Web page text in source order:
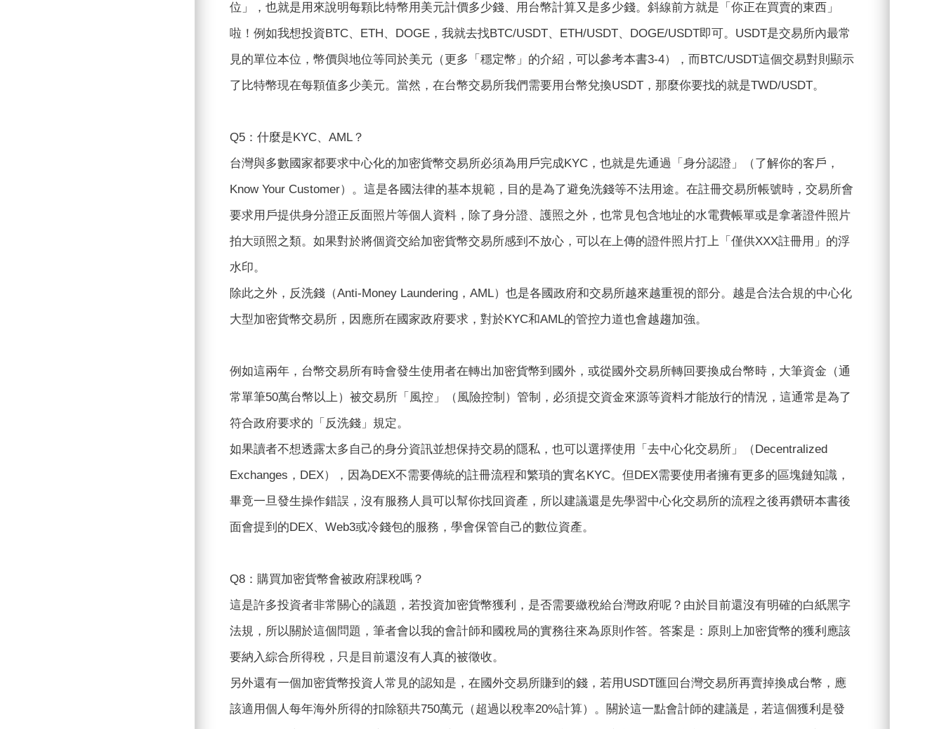
位」，也就是用來說明每顆比特幣用美元計價多少錢、用台幣計算又是多少錢。斜線前方就是「你正在買賣的東西」
啦！例如我想投資BTC、ETH、DOGE，我就去找BTC/USDT、ETH/USDT、DOGE/USDT即可。USDT是交易所內最常
見的單位本位，幣價與地位等同於美元（更多「穩定幣」的介紹，可以參考本書3-4），而BTC/USDT這個交易對則顯示
了比特幣現在每顆值多少美元。當然，在台幣交易所我們需要用台幣兌換USDT，那麼你要找的就是TWD/USDT。
Q5：什麼是KYC、AML？
台灣與多數國家都要求中心化的加密貨幣交易所必須為用戶完成KYC，也就是先通過「身分認證」（了解你的客戶，
Know Your Customer）。這是各國法律的基本規範，目的是為了避免洗錢等不法用途。在註冊交易所帳號時，交易所會
要求用戶提供身分證正反面照片等個人資料，除了身分證、護照之外，也常見包含地址的水電費帳單或是拿著證件照片
拍大頭照之類。如果對於將個資交給加密貨幣交易所感到不放心，可以在上傳的證件照片打上「僅供XXX註冊用」的浮
水印。
除此之外，反洗錢（Anti-Money Laundering，AML）也是各國政府和交易所越來越重視的部分。越是合法合規的中心化
大型加密貨幣交易所，因應所在國家政府要求，對於KYC和AML的管控力道也會越趨加強。
例如這兩年，台幣交易所有時會發生使用者在轉出加密貨幣到國外，或從國外交易所轉回要換成台幣時，大筆資金（通
常單筆50萬台幣以上）被交易所「風控」（風險控制）管制，必須提交資金來源等資料才能放行的情況，這通常是為了
符合政府要求的「反洗錢」規定。
如果讀者不想透露太多自己的身分資訊並想保持交易的隱私，也可以選擇使用「去中心化交易所」（Decentralized
Exchanges，DEX），因為DEX不需要傳統的註冊流程和繁瑣的實名KYC。但DEX需要使用者擁有更多的區塊鏈知識，
畢竟一旦發生操作錯誤，沒有服務人員可以幫你找回資產，所以建議還是先學習中心化交易所的流程之後再鑽研本書後
面會提到的DEX、Web3或冷錢包的服務，學會保管自己的數位資產。
Q8：購買加密貨幣會被政府課稅嗎？
這是許多投資者非常關心的議題，若投資加密貨幣獲利，是否需要繳稅給台灣政府呢？由於目前還沒有明確的白紙黑字
法規，所以關於這個問題，筆者會以我的會計師和國稅局的實務往來為原則作答。答案是：原則上加密貨幣的獲利應該
要納入綜合所得稅，只是目前還沒有人真的被徵收。
另外還有一個加密貨幣投資人常見的認知是，在國外交易所賺到的錢，若用USDT匯回台灣交易所再賣掉換成台幣，應
該適用個人每年海外所得的扣除額共750萬元（超過以稅率20%計算）。關於這一點會計師的建議是，若這個獲利是發